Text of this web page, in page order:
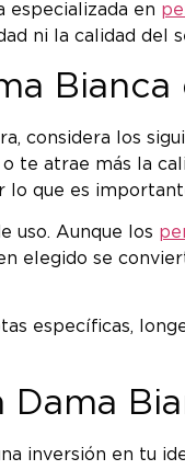
especializada en
ni la calidad del
considera los
te atrae más la
que es
uso. Aunque los
elegido se
específicas,
inversión en tu